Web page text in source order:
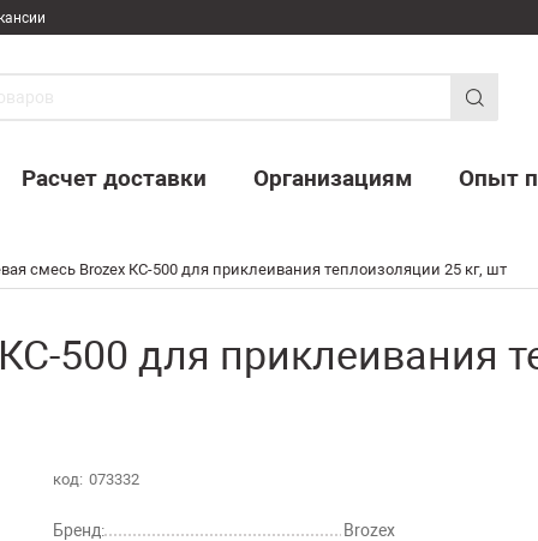
смесь Brozex КС-500 для приклеивания теплоизоляции 25 кг, шт
500 для приклеивания
код: 073332
Бренд:
Brozex
Расчет доставки Организациям Опыт